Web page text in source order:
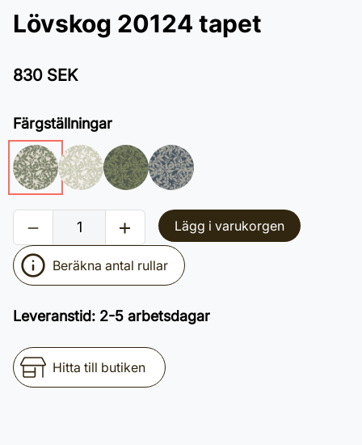
Lövskog 20124 tapet
830 SEK
Färgställningar
Lägg i varukorgen
Beräkna antal rullar
Leveranstid: 2-5 arbetsdagar
Hitta till butiken